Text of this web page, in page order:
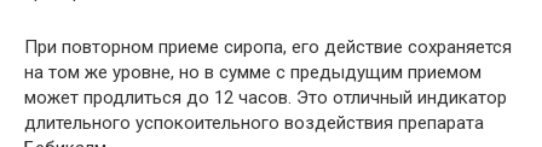
При повторном приеме сиропа, его действие сохраняется
на том же уровне, но в сумме с предыдущим приемом
может продлиться до 12 часов. Это отличный индикатор
длительного успокоительного воздействия препарата